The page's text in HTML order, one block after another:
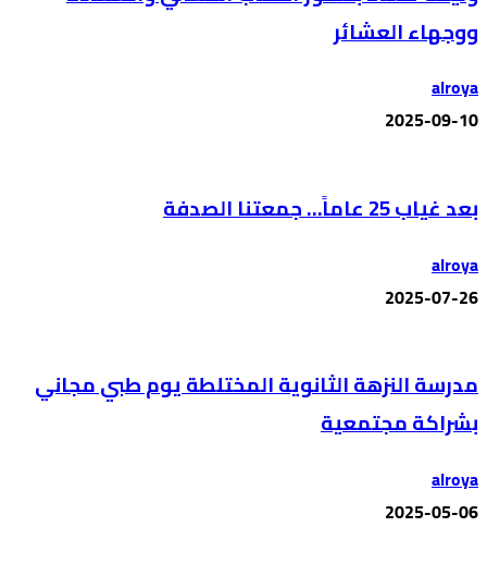
ووجهاء العشائر
alroya
2025-09-10
بعد غياب 25 عاماً… جمعتنا الصدفة
alroya
2025-07-26
مدرسة النزهة الثانوية المختلطة يوم طبي مجاني
بشراكة مجتمعية
alroya
2025-05-06